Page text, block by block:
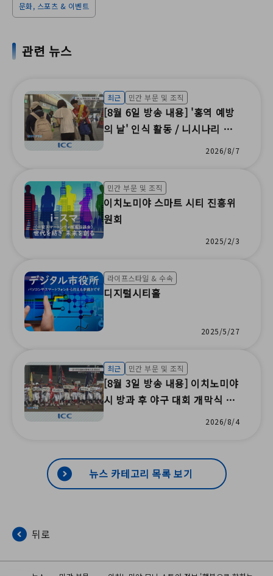
문화, 스포츠 & 이벤트
관련 뉴스
최근 민간 부문 및 조직
[8월 6일 방송 내용] '홍역 예방
의 날' 인식 활동 / 니시나리 초
등학교 나츠 축제 / 제28회 무코
습 여름 재난 예방 행사 / AEON
과 함께한 공동 지역사회 재난
훈련 / 불법 일자리 방지 캠페인
/ 시마분라쿠 인형 벌레 건조(IC
2026/8/7
민간 부문 및 조직
이치노미야 스마트 시티 진흥위
원회
2025/2/3
라이프스타일 & 수속
디지털시티홀
2025/5/27
최근 민간 부문 및 조직
[8월 3일 방송 내용] 이치노미야
시 방과 후 야구 대회 개막식 /
후쿠모리 여름 축제 / 지역 축제
와 자녀를 위한 재난 예방 수업 /
100만 명을 위한 클래식 라이브
2026/8/4
뉴스 카테고리 목록 보기
뒤로